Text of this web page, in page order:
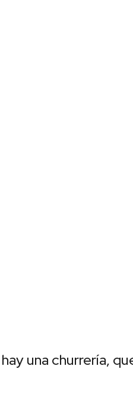
una churrería,